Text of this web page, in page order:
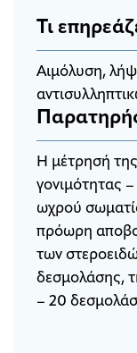
Τι
Aιμόλυση,
Η μέτρησή της
γονιμότητας
ωχρού
πρόωρη
των
δεσμολάσης,
– 20